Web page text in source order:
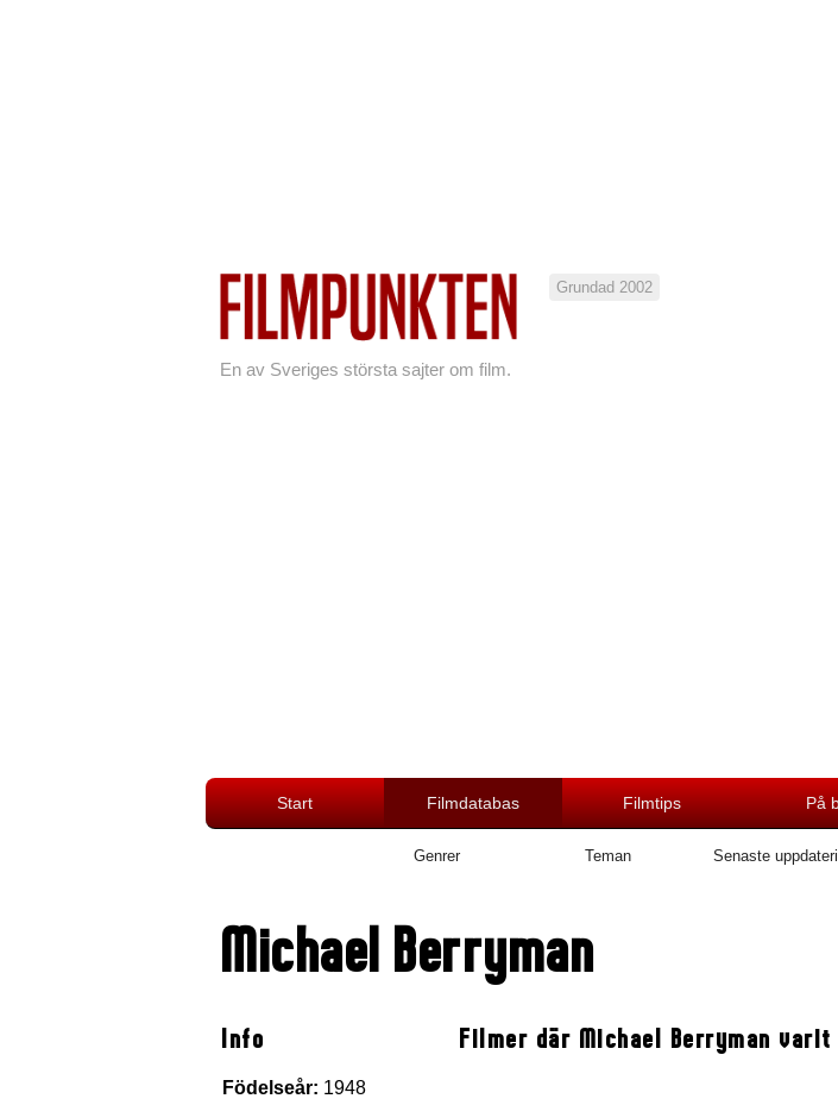
En av Sveriges största sajter om film.
Grundad 2002
Start Filmdatabas Filmtips På
Genrer Teman Senaste
Michael Berryman
Info
Födelseår: 1948
Filmer där Michael Berryman varit